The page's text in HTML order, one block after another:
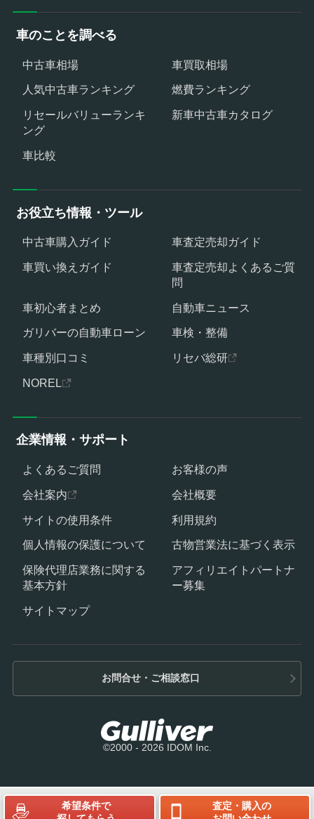
希望条件で
査定・購入の
車のことを調べる
中古車相場
車買取相場
人気中古車ランキング
燃費ランキング
リセールバリューランキ
ング
新車中古車カタログ
車比較
お役立ち情報・ツール
中古車購入ガイド
車査定売却ガイド
車買い換えガイド
車査定売却よくあるご質
問
車初心者まとめ
自動車ニュース
ガリバーの自動車ローン
車検・整備
車種別口コミ
リセバ総研
NOREL
お問合せ・ご相談窓口
©2000 - 2026 IDOM Inc.
企業情報・サポート
よくあるご質問
お客様の声
会社案内
会社概要
サイトの使用条件
利用規約
個人情報の保護について
古物営業法に基づく表示
保険代理店業務に関する
基本方針
アフィリエイトパートナ
ー募集
サイトマップ